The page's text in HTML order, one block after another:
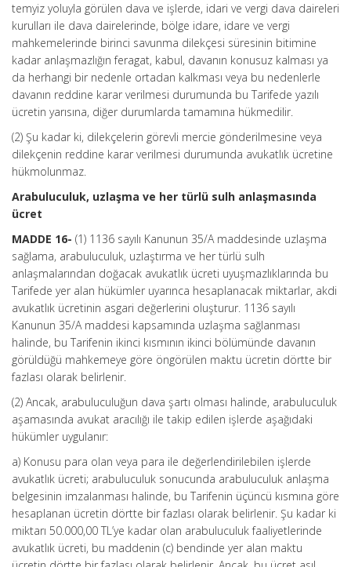
temyiz yoluyla görülen dava ve işlerde, idari ve vergi dava daireleri
kurulları ile dava dairelerinde, bölge idare, idare ve vergi
mahkemelerinde birinci savunma dilekçesi süresinin bitimine
kadar anlaşmazlığın feragat, kabul, davanın konusuz kalması ya
da herhangi bir nedenle ortadan kalkması veya bu nedenlerle
davanın reddine karar verilmesi durumunda bu Tarifede yazılı
ücretin yarısına, diğer durumlarda tamamına hükmedilir.
(2) Şu kadar ki, dilekçelerin görevli mercie gönderilmesine veya
dilekçenin reddine karar verilmesi durumunda avukatlık ücretine
hükmolunmaz.
Arabuluculuk, uzlaşma ve her türlü sulh anlaşmasında
ücret
MADDE 16- (1) 1136 sayılı Kanunun 35/A maddesinde uzlaşma
sağlama, arabuluculuk, uzlaştırma ve her türlü sulh
anlaşmalarından doğacak avukatlık ücreti uyuşmazlıklarında bu
Tarifede yer alan hükümler uyarınca hesaplanacak miktarlar, akdi
avukatlık ücretinin asgari değerlerini oluşturur. 1136 sayılı
Kanunun 35/A maddesi kapsamında uzlaşma sağlanması
halinde, bu Tarifenin ikinci kısmının ikinci bölümünde davanın
görüldüğü mahkemeye göre öngörülen maktu ücretin dörtte bir
fazlası olarak belirlenir.
(2) Ancak, arabuluculuğun dava şartı olması halinde, arabuluculuk
aşamasında avukat aracılığı ile takip edilen işlerde aşağıdaki
hükümler uygulanır:
a) Konusu para olan veya para ile değerlendirilebilen işlerde
avukatlık ücreti; arabuluculuk sonucunda arabuluculuk anlaşma
belgesinin imzalanması halinde, bu Tarifenin üçüncü kısmına göre
hesaplanan ücretin dörtte bir fazlası olarak belirlenir. Şu kadar ki
miktarı 50.000,00 TL’ye kadar olan arabuluculuk faaliyetlerinde
avukatlık ücreti, bu maddenin (c) bendinde yer alan maktu